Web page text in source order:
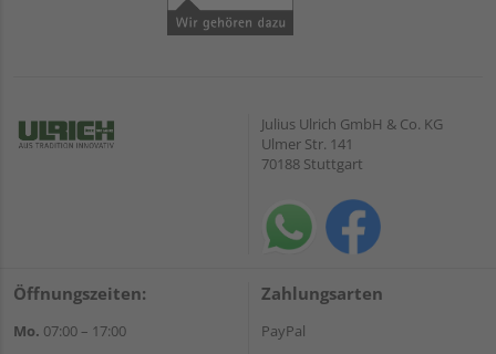
Julius Ulrich GmbH & Co. KG
Ulmer Str. 141
70188 Stuttgart
Öffnungszeiten:
Mo. 07:00 – 17:00
Zahlungsarten
PayPal